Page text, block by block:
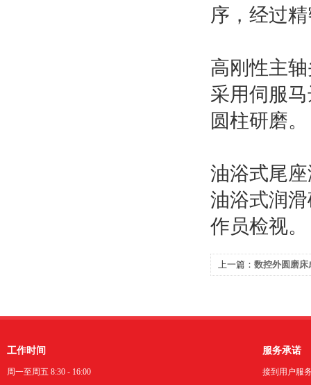
序，经过
高刚性主
采用伺服
圆柱研磨。
油浴式尾
油浴式润
作员检视
上一篇： 数控外圆磨床
工作时间
周一至周五 8:30 - 16:00
服务承诺
接到用户服